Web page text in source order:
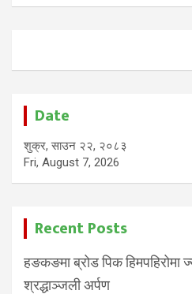
Date
शुक्र, साउन २२, २०८३
Fri, August 7, 2026
Recent Posts
हङकङमा ब्रोड पिक हिमपहिरोमा
श्रद्धाञ्जली अर्पण